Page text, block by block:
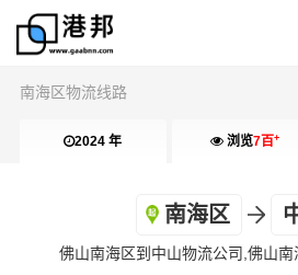
南海区物流线路
2024 年 浏览7百+
南海区
佛山南海区到中山物流公司,佛山